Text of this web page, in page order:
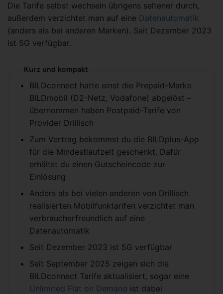
Die Tarife selbst wechseln übrigens seltener durch,
außerdem verzichtet man auf eine Datenautomatik
(anders als bei anderen Marken). Seit Dezember 2023
ist 5G verfügbar.
Kurz und kompakt
BILDconnect hatte einst die Prepaid-Marke
BILDmobil (D2-Netz, Vodafone) abgelöst –
übernommen haben Postpaid-Tarife von
Provider Drillisch
Zum Vertrag bekommst du die BILDplus-App
für die Mindestlaufzeit geschenkt. Dafür
erhältst du einen Gutscheincode zur
Einlösung
Anders als bei vielen anderen von Drillisch
realisierten Mobilfunktarifen verzichtet man
verbraucherfreundlich auf eine
Datenautomatik
Seit Dezember 2023 ist 5G verfügbar
Seit September 2025 zeigen sich die
BILDconnect Tarife aktualisiert, sogar eine
Unlimited Flat on Demand ist dabei